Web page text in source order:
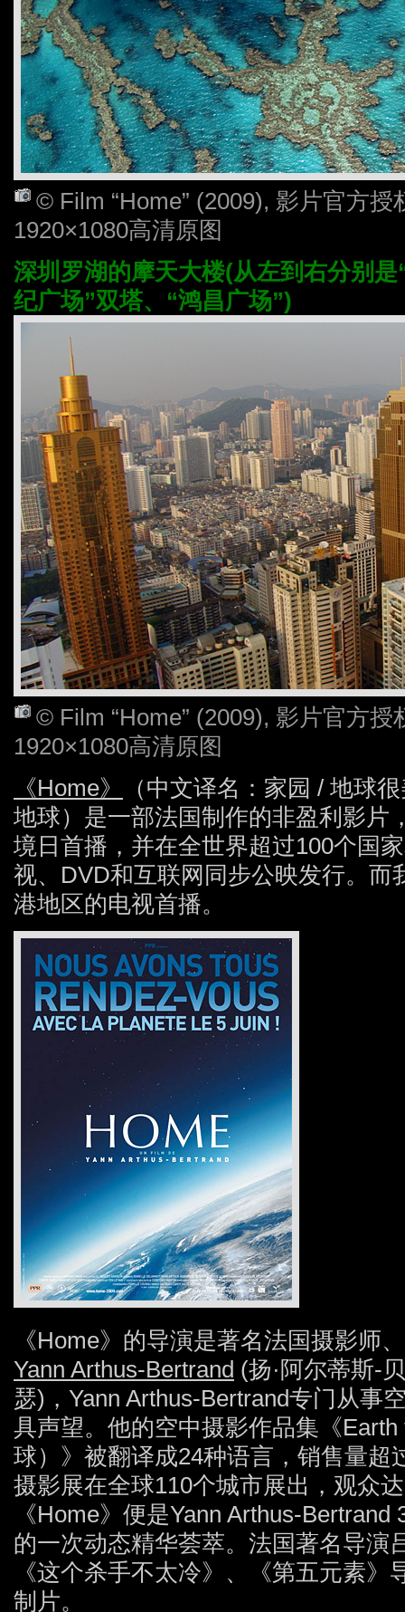
© Film “Home” (2009), 影片官方
1920×1080高清原图
深圳罗湖的摩天大楼(从左到右分别
纪广场”双塔、“鸿昌广场”)
© Film “Home” (2009), 影片官方
1920×1080高清原图
《Home》
（中文译名：家园 / 地球
地球）是一部法国制作的非盈利影片
境日首播，并在全世界超过100个国
视、DVD和互联网同步公映发行。而
港地区的电视首播。
《Home》的导演是著名法国摄影师
Yann Arthus-Bertrand (扬·阿尔蒂斯-
瑟)，Yann Arthus-Bertrand专门从事
具声望。他的空中摄影作品集《
球）》被翻译成24种语言，销售量超
摄影展在全球110个城市展出，观众
《Home》便是Yann Arthus-
的一次动态精华荟萃。法国著名导演
《这个杀手不太冷》、《第五元素
制片。